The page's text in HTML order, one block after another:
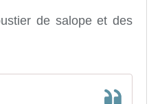
de salope et des